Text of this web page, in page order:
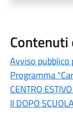
Avviso
Programma
CENTRO
Il DOPO